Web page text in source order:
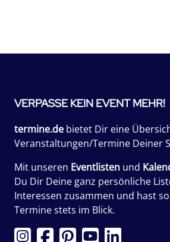
VERPASSE KEIN EVENT MEHR!
termine.de bietet Dir eine
Veranstaltungen/Termine Deiner
Mit unseren Eventlisten und
Du Dir Deine ganz persönliche
Interessen zusammen und hast
Termine stets im Blick.